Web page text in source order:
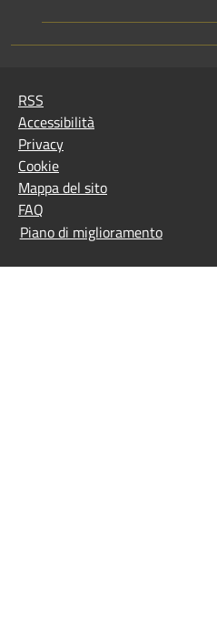
RSS
Accessibilità
Privacy
Cookie
Mappa del sito
FAQ
Piano di miglioramento